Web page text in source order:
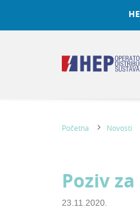
Početna Novosti
Poziv
23.11.2020.